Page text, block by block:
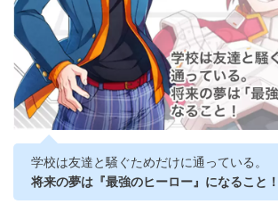
学校は友達と騒ぐためだけに通っている。
将来の夢は『最強のヒーロー』になること！